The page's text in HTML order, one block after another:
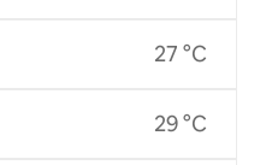
27 °C
29 °C